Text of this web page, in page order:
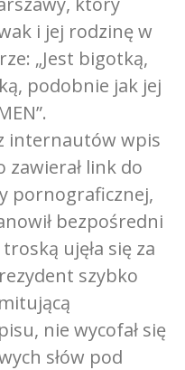
i jej rodzinę w
„Jest bigotką,
podobnie jak jej
internautów wpis
zawierał link do
pornograficznej,
bezpośredni
ujęła się za
szybko
nie wycofał się
słów pod